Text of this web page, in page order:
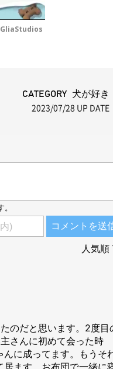
GliaStudios
CATEGORY 犬が好き
2023/07/28 UP DATE